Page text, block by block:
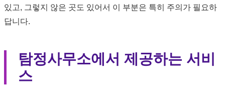
있고, 그렇지 않은 곳도 있어서 이 부분은 특히 주의가 필요하
답니다.
탐정사무소에서 제공하는 서비
스